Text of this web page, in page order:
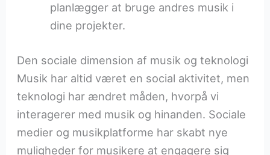
planlægger at bruge andres musik i
dine projekter.
Den sociale dimension af musik og teknologi
Musik har altid været en social aktivitet, men
teknologi har ændret måden, hvorpå vi
interagerer med musik og hinanden. Sociale
medier og musikplatforme har skabt nye
muligheder for musikere at engagere sig